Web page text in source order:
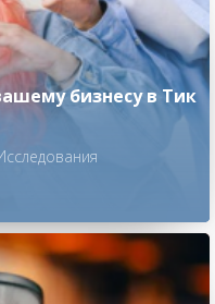
бизнесу в Тик